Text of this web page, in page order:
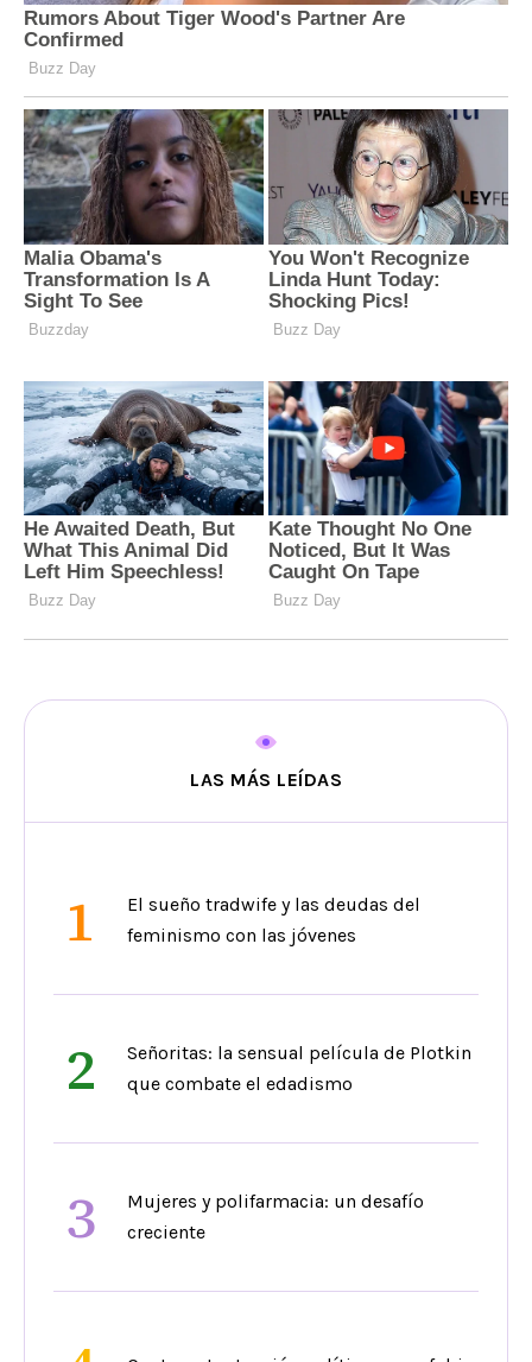
LAS MÁS LEÍDAS
1
El sueño tradwife y las deudas del
feminismo con las jóvenes
2
Señoritas: la sensual película de Plotkin
que combate el edadismo
3
Mujeres y polifarmacia: un desafío
creciente